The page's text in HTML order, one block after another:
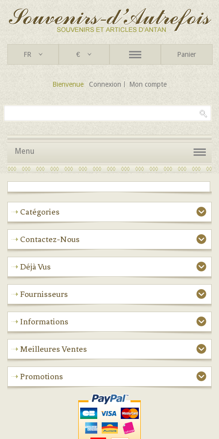
FR € Panier
Bienvenue Connexion Mon compte
Menu
Catégories
Contactez-Nous
Déjà Vus
Fournisseurs
Informations
Meilleures Ventes
Promotions